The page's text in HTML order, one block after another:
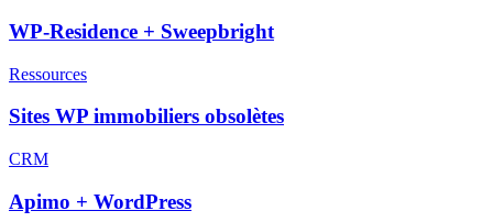
WP-Residence + Sweepbright
Ressources
Sites WP immobiliers obsolètes
CRM
Apimo + WordPress